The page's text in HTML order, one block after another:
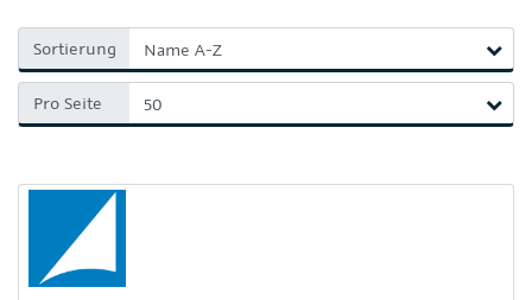
Sortierung
Pro Seite